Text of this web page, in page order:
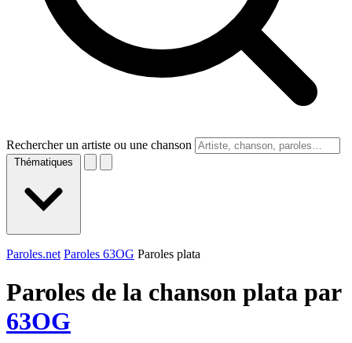
Rechercher un artiste ou une chanson
Thématiques
Paroles.net Paroles 63OG Paroles plata
Paroles de la chanson plata par
63OG